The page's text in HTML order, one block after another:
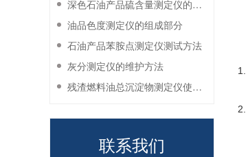
深色石油产品硫含量测定仪的工作环境要求
油品色度测定仪的组成部分
石油产品苯胺点测定仪测试方法
灰分测定仪的维护方法
残渣燃料油总沉淀物测定仪使用注意事项
联系我们